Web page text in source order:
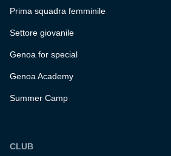
Prima squadra femminile
Settore giovanile
Genoa for special
Genoa Academy
Summer Camp
CLUB